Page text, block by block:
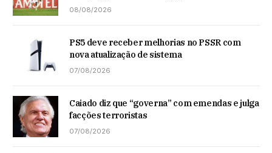
08/08/2026
PS5 deve receber melhorias no PSSR com
nova atualização de sistema
07/08/2026
Caiado diz que “governa” com emendas e julga
facções terroristas
07/08/2026